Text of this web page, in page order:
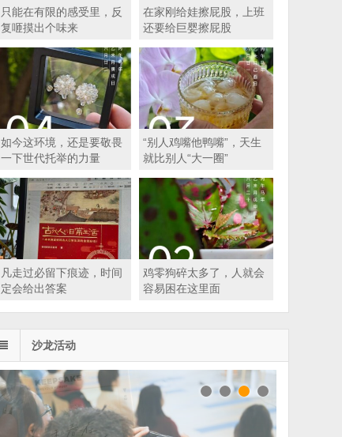
只能在有限的感受里，反
复咂摸出个味来
在家刚给娃擦屁股，上班
还要给巨婴擦屁股
如今这环境，还是要敬畏
一下世代托举的力量
“别人鸡嘴他鸭嘴”，天生
就比别人“大一圈”
凡走过必留下痕迹，时间
定会给出答案
鸡零狗碎太多了，人就会
容易困在这里面
沙龙活动